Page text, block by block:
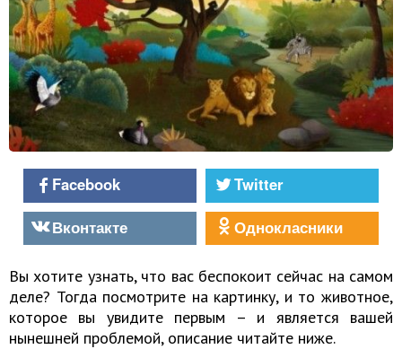
Facebook
Twitter
Вконтакте
Однокласники
Вы хотите узнать, что вас беспокоит сейчас на самом
деле? Тогда посмотрите на картинку, и то животное,
которое вы увидите первым – и является вашей
нынешней проблемой, описание читайте ниже.